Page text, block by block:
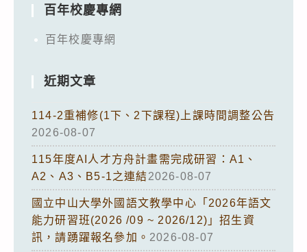
百年校慶專網
百年校慶專網
近期文章
114-2重補修(1下、2下課程)上課時間調整公告
2026-08-07
115年度AI人才方舟計畫需完成研習：A1、
A2、A3、B5-1之連結2026-08-07
國立中山大學外國語文教學中心「2026年語文
能力研習班(2026 /09 ~ 2026/12)」招生資
訊，請踴躍報名參加。 2026-08-07